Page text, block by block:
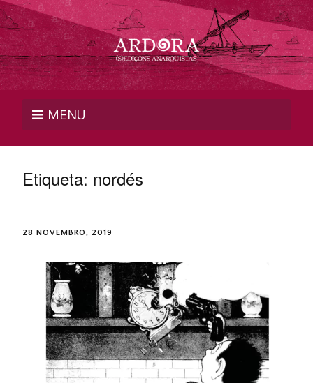
MENU
Etiqueta: nordés
28 NOVEMBRO, 2019